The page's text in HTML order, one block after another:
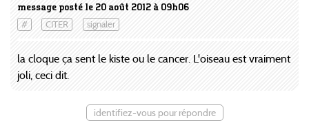
message posté le 20 août 2012 à 09h06
# CITER signaler
la cloque ça sent le kiste ou le cancer. L'oiseau est vraiment
joli, ceci dit.
identifiez-vous pour répondre